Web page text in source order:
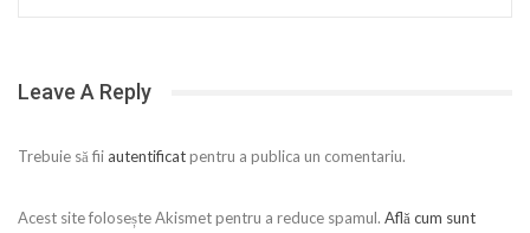
Leave A Reply
Trebuie să fii autentificatpentru a publica un comentariu.
Acest site folosește Akismet pentru a reduce spamul. Află cum sunt